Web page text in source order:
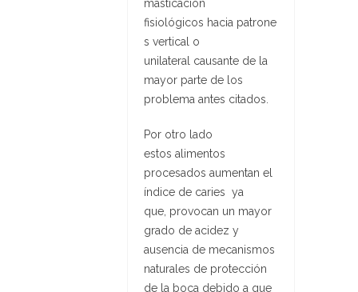
masticación
fisiológicos hacia patrone
s vertical o
unilateral causante de la
mayor parte de los
problema antes citados.
Por otro lado
estos alimentos
procesados aumentan el
índice de caries ya
que, provocan un mayor
grado de acidez y
ausencia de mecanismos
naturales de protección
de la boca debido a que